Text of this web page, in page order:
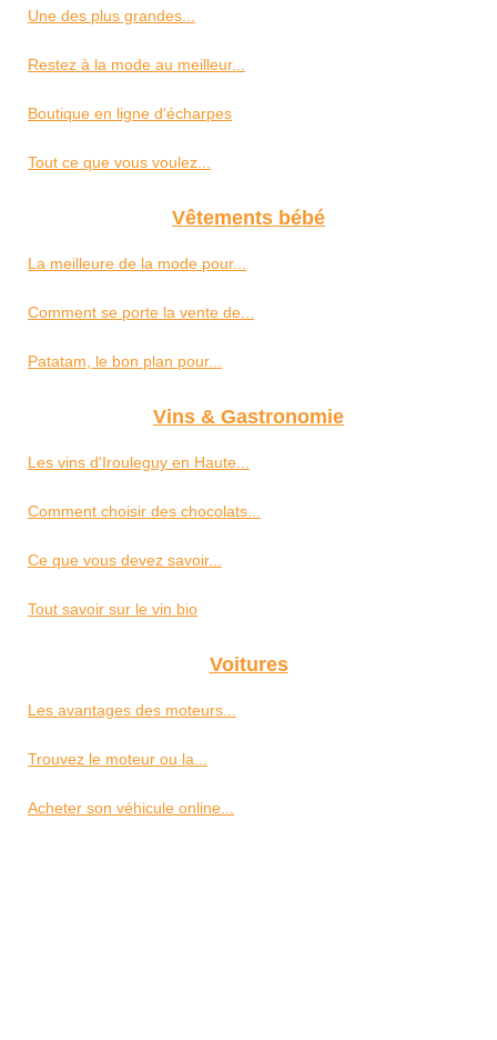
Une des plus grandes...
Restez à la mode au meilleur...
Boutique en ligne d'écharpes
Tout ce que vous voulez...
Vêtements bébé
La meilleure de la mode pour...
Comment se porte la vente de...
Patatam, le bon plan pour...
Vins & Gastronomie
Les vins d'Irouleguy en Haute...
Comment choisir des chocolats...
Ce que vous devez savoir...
Tout savoir sur le vin bio
Voitures
Les avantages des moteurs...
Trouvez le moteur ou la...
Acheter son véhicule online...